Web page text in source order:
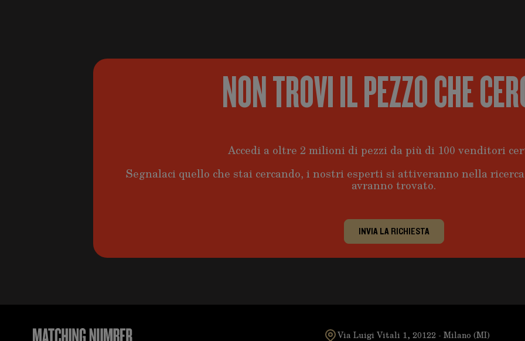
NON TROVI IL PEZZO CHE
Accedi a oltre 2 milioni di pezzi da più di 100 venditori
Segnalaci quello che stai cercando, i nostri esperti si attiveranno nella
avranno trovato.
INVIA LA RICHIESTA
Via Luigi Vitali 1, 20122 - Milano (MI)